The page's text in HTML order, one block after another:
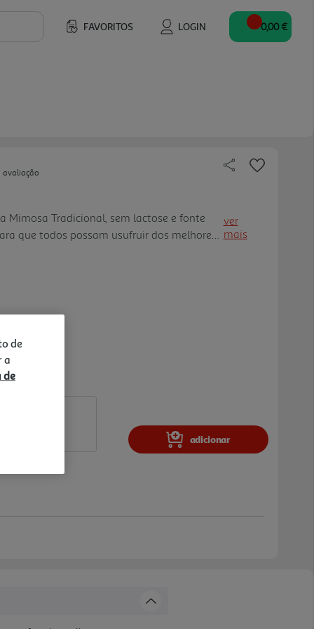
FAVORITOS LOGIN 0,00 €
avaliação
Mimosa Tradicional, sem lactose e fonte
que todos possam usufruir dos melhores
deliciosa.
ver
mais
adicionar
de
a
de